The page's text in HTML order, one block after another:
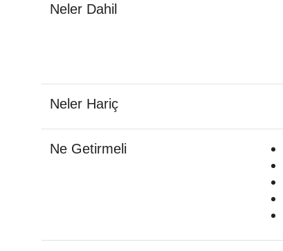
Neler Dahil
Neler Hariç
Ne Getirmeli